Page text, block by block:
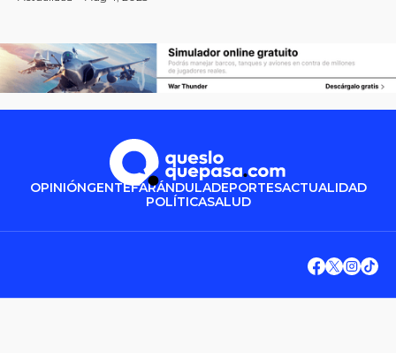
OPINIÓNGENTEFARÁNDULADEPORTESACTUALIDAD
POLÍTICASALUD